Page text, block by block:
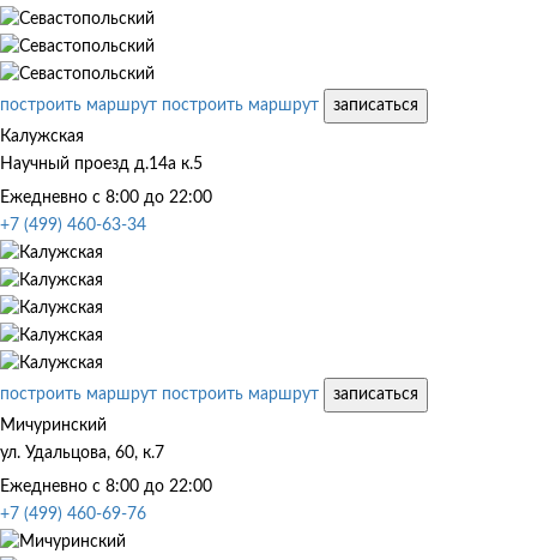
построить маршрут построить маршрут
записаться
Калужская
Научный проезд д.14а к.5
Ежедневно с 8:00 до 22:00
+7 (499) 460-63-34
построить маршрут построить маршрут
записаться
Мичуринский
ул. Удальцова, 60, к.7
Ежедневно с 8:00 до 22:00
+7 (499) 460-69-76